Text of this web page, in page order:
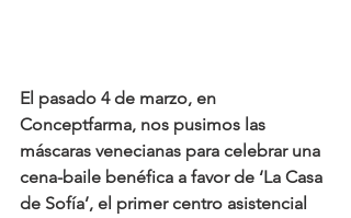
El pasado 4 de marzo, en
Conceptfarma, nos pusimos las
máscaras venecianas para celebrar una
cena-baile benéfica a favor de ‘La Casa
de Sofía’, el primer centro asistencial